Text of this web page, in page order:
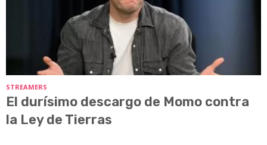
STREAMERS
El durísimo descargo de Momo contra
la Ley de Tierras